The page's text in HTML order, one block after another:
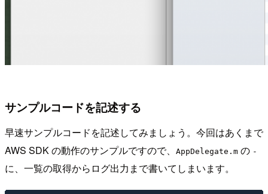
サンプルコードを記述する
早速サンプルコードを記述してみましょう。今回はあくまで
AWS SDK の動作のサンプルですので、
AppDelegate.m の -
に、一覧の取得からログ出力まで書いてしまいます。